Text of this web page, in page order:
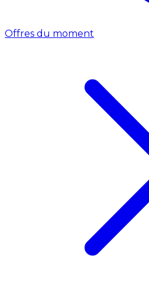
Offres du moment